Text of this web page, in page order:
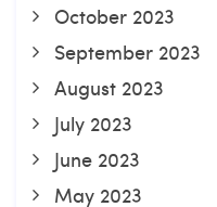
October 2023
September 2023
August 2023
July 2023
June 2023
May 2023